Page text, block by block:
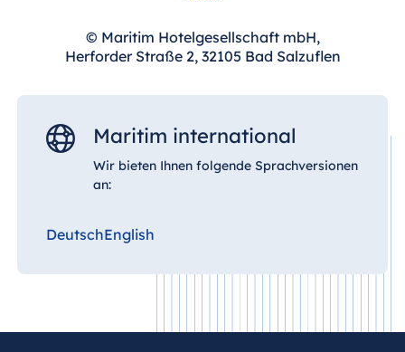
© Maritim Hotelgesellschaft mbH,
Herforder Straße 2, 32105 Bad Salzuflen
Maritim international
Wir bieten Ihnen folgende Sprachversionen
an:
DeutschEnglish